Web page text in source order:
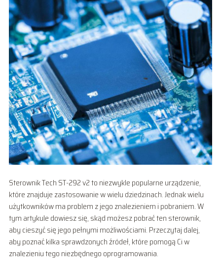
Sterownik Tech ST-292 v2 to niezwykle popularne urządzenie,
które znajduje zastosowanie w wielu dziedzinach. Jednak wielu
użytkowników ma problem z jego znalezieniem i pobraniem. W
tym artykule dowiesz się, skąd możesz pobrać ten sterownik,
aby cieszyć się jego pełnymi możliwościami. Przeczytaj dalej,
aby poznać kilka sprawdzonych źródeł, które pomogą Ci w
znalezieniu tego niezbędnego oprogramowania.